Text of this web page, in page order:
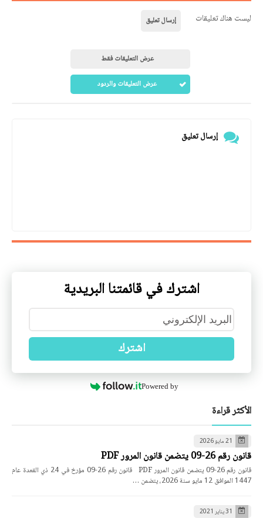
ليست هناك تعليقات إرسال تعليق
عرض التعليقات فقط
عرض التعليقات والردود
إرسال تعليق
اشترك في قائمتنا البريدية
اشترك
Powered by
الأكثر قراءة
21 مايو 2026
قانون رقم 26-09 يتضمن قانون المرور PDF
قانون رقم 26-09 يتضمن قانون المرور PDF قانون رقم 26-09 مؤرخ في 24 ذي القعدة عام
1447 الموافق 12 مايو سنة 2026، يتضمن …
31 يناير 2021